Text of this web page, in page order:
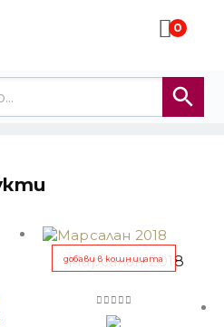
0
RED РЕЗЕРВА ВИЛА БАСАРЕА
добави в кошницата
Марсалан 2018
out of 5